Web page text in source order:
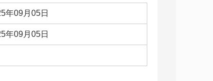
年09月05日
年09月05日